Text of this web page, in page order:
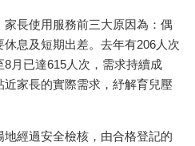
長使用服務前三大原因為：偶
息及短期出差。去年有206人次
8月已達615人次，需求持續成
家長的實際需求，紓解育兒壓
經過安全檢核，由合格登記的